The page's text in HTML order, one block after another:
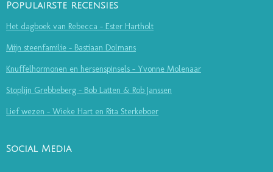
Populairste recensies
Het dagboek van Rebecca - Ester Hartholt
Mijn steenfamilie - Bastiaan Dolmans
Knuffelhormonen en hersenspinsels - Yvonne Molenaar
Stoplijn Grebbeberg - Bob Latten & Rob Janssen
Lief wezen - Wieke Hart en Rita Sterkeboer
Social Media